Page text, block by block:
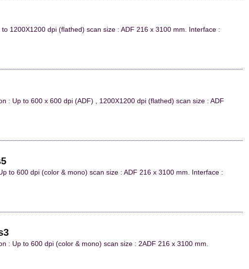
1200X1200 dpi (flathed) scan size : ADF 216 x 3100 mm. Interface :
: Up to 600 x 600 dpi (ADF) , 1200X1200 dpi (flathed) scan size : ADF
to 600 dpi (color & mono) scan size : ADF 216 x 3100 mm. Interface :
: Up to 600 dpi (color & mono) scan size : 2ADF 216 x 3100 mm.